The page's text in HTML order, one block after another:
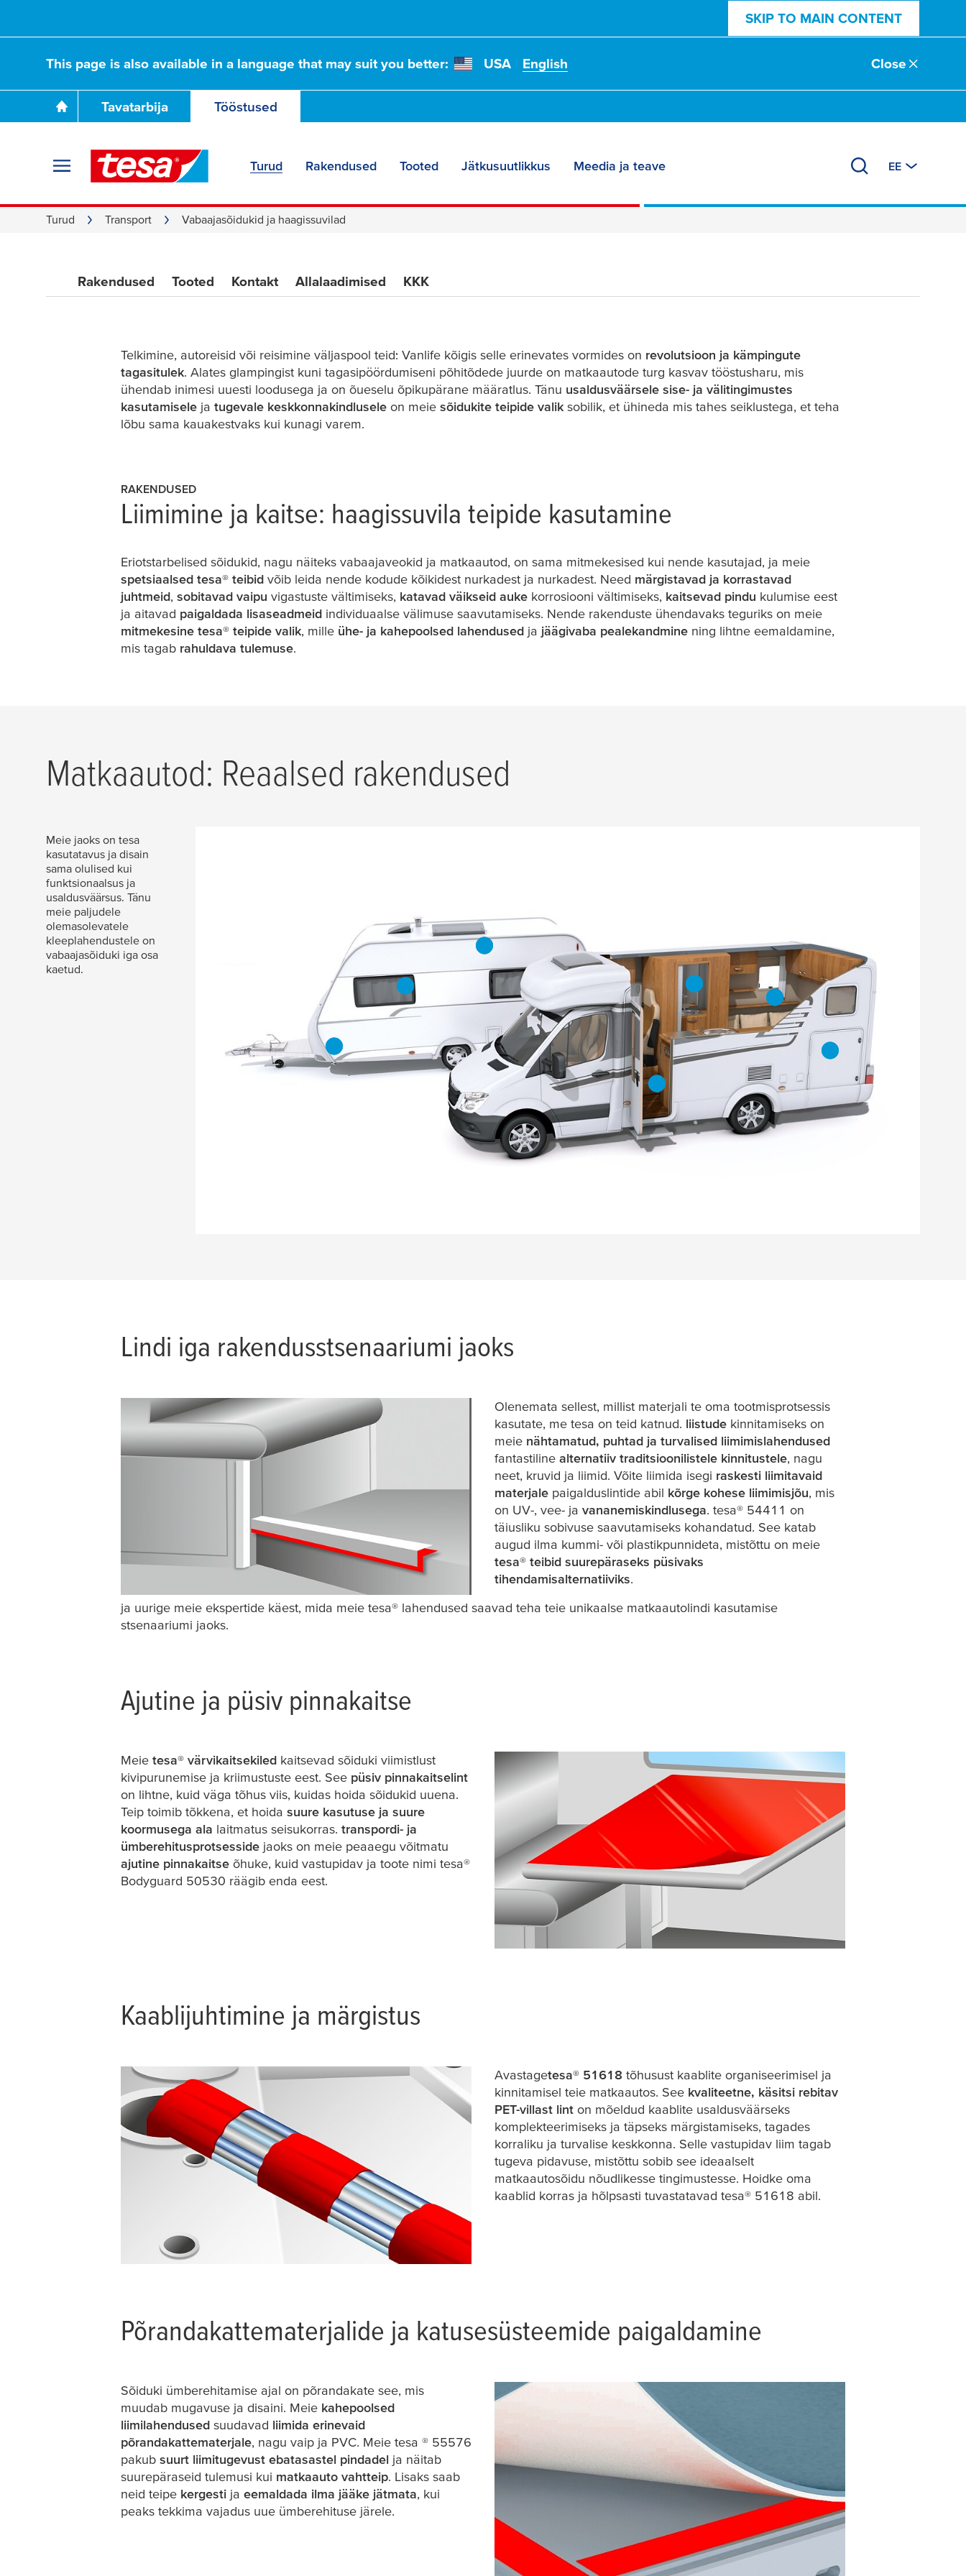
SKIP TO MAIN CONTENT
This page is also available in a language that may suit you better: USA English Close
Tavatarbija Tööstused
Turud Rakendused Tooted Jätkusuutlikkus Meedia ja teave EE
Turud Transport Vabaajasõidukid ja haagissuvilad
Camper lindi:
Usaldusväärsus puhkamiseks
Rakendused Tooted Kontakt Allalaadimised KKK
Telkimine, autoreisid või reisimine väljaspool teid: Vanlife kõigis selle erinevates vormides on revolutsioon ja kämpingute
tagasitulek. Alates glampingist kuni tagasipöördumiseni põhitõdede juurde on matkaautode turg kasvav tööstusharu, mis
ühendab inimesi uuesti loodusega ja on õueselu õpikupärane määratlus. Tänu usaldusväärsele sise- ja välitingimustes
kasutamisele ja tugevale keskkonnakindlusele on meie sõidukite teipide valik sobilik, et ühineda mis tahes seiklustega, et teha
lõbu sama kauakestvaks kui kunagi varem.
RAKENDUSED
Liimimine ja kaitse: haagissuvila teipide kasutamine
Eriotstarbelised sõidukid, nagu näiteks vabaajaveokid ja matkaautod, on sama mitmekesised kui nende kasutajad, ja meie
spetsiaalsed tesa® teibid võib leida nende kodude kõikidest nurkadest ja nurkadest. Need märgistavad ja korrastavad
juhtmeid, sobitavad vaipu vigastuste vältimiseks, katavad väikseid auke korrosiooni vältimiseks, kaitsevad pindu kulumise eest
ja aitavad paigaldada lisaseadmeid individuaalse välimuse saavutamiseks. Nende rakenduste ühendavaks teguriks on meie
mitmekesine tesa® teipide valik, mille ühe- ja kahepoolsed lahendused ja jäägivaba pealekandmine ning lihtne eemaldamine,
mis tagab rahuldava tulemuse.
Matkaautod: Reaalsed rakendused
Meie jaoks on tesa
kasutatavus ja disain
sama olulised kui
funktsionaalsus ja
usaldusväärsus. Tänu
meie paljudele
olemasolevatele
kleeplahendustele on
vabaajasõiduki iga osa
kaetud.
Lindi iga rakendusstsenaariumi jaoks
Olenemata sellest, millist materjali te oma tootmisprotsessis
kasutate, me tesa on teid katnud. liistude kinnitamiseks on
meie nähtamatud, puhtad ja turvalised liimimislahendused
fantastiline alternatiiv traditsioonilistele kinnitustele, nagu
neet, kruvid ja liimid. Võite liimida isegi raskesti liimitavaid
materjale paigalduslintide abil kõrge kohese liimimisjõu, mis
on UV-, vee- ja vananemiskindlusega. tesa® 54411 on
täiusliku sobivuse saavutamiseks kohandatud. See katab
augud ilma kummi- või plastikpunnideta, mistõttu on meie
tesa® teibid suurepäraseks püsivaks
tihendamisalternatiiviks.
ja uurige meie ekspertide käest, mida meie tesa® lahendused saavad teha teie unikaalse matkaautolindi kasutamise
stsenaariumi jaoks.
Ajutine ja püsiv pinnakaitse
Meie tesa® värvikaitsekiled kaitsevad sõiduki viimistlust
kivipurunemise ja kriimustuste eest. See püsiv pinnakaitselint
on lihtne, kuid väga tõhus viis, kuidas hoida sõidukid uuena.
Teip toimib tõkkena, et hoida suure kasutuse ja suure
koormusega ala laitmatus seisukorras. transpordi- ja
ümberehitusprotsesside jaoks on meie peaaegu võitmatu
ajutine pinnakaitse õhuke, kuid vastupidav ja toote nimi tesa®
Bodyguard 50530 räägib enda eest.
Kaablijuhtimine ja märgistus
Avastagetesa® 51618 tõhusust kaablite organiseerimisel ja
kinnitamisel teie matkaautos. See kvaliteetne, käsitsi rebitav
PET-villast lint on mõeldud kaablite usaldusväärseks
komplekteerimiseks ja täpseks märgistamiseks, tagades
korraliku ja turvalise keskkonna. Selle vastupidav liim tagab
tugeva pidavuse, mistõttu sobib see ideaalselt
matkaautosõidu nõudlikesse tingimustesse. Hoidke oma
kaablid korras ja hõlpsasti tuvastatavad tesa® 51618 abil.
Põrandakattematerjalide ja katusesüsteemide paigaldamine
Sõiduki ümberehitamise ajal on põrandakate see, mis
muudab mugavuse ja disaini. Meie kahepoolsed
liimilahendused suudavad liimida erinevaid
põrandakattematerjale, nagu vaip ja PVC. Meie tesa ® 55576
pakub suurt liimitugevust ebatasastel pindadel ja näitab
suurepäraseid tulemusi kui matkaauto vahtteip. Lisaks saab
neid teipe kergesti ja eemaldada ilma jääke jätmata, kui
peaks tekkima vajadus uue ümberehituse järele.